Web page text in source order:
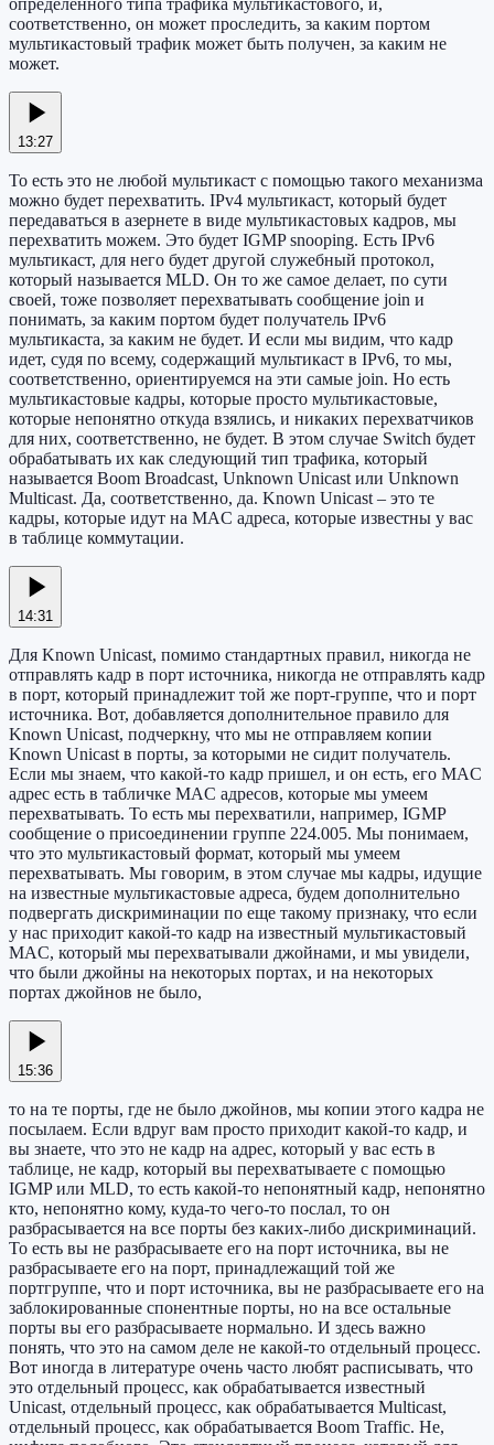
соответственно, он может проследить, за каким портом
мультикастовый трафик может быть получен, за каким не
может.
13:27
То есть это не любой мультикаст с помощью такого механизма
можно будет перехватить. IPv4 мультикаст, который будет
передаваться в азернете в виде мультикастовых кадров, мы
перехватить можем. Это будет IGMP snooping. Есть IPv6
мультикаст, для него будет другой служебный протокол,
который называется MLD. Он то же самое делает, по сути
своей, тоже позволяет перехватывать сообщение join и
понимать, за каким портом будет получатель IPv6
мультикаста, за каким не будет. И если мы видим, что кадр
идет, судя по всему, содержащий мультикаст в IPv6, то мы,
соответственно, ориентируемся на эти самые join. Но есть
мультикастовые кадры, которые просто мультикастовые,
которые непонятно откуда взялись, и никаких перехватчиков
для них, соответственно, не будет. В этом случае Switch будет
обрабатывать их как следующий тип трафика, который
называется Boom Broadcast, Unknown Unicast или Unknown
Multicast. Да, соответственно, да. Known Unicast – это те
кадры, которые идут на MAC адреса, которые известны у вас
в таблице коммутации.
14:31
Для Known Unicast, помимо стандартных правил, никогда не
отправлять кадр в порт источника, никогда не отправлять кадр
в порт, который принадлежит той же порт-группе, что и порт
источника. Вот, добавляется дополнительное правило для
Known Unicast, подчеркну, что мы не отправляем копии
Known Unicast в порты, за которыми не сидит получатель.
Если мы знаем, что какой-то кадр пришел, и он есть, его MAC
адрес есть в табличке MAC адресов, которые мы умеем
перехватывать. То есть мы перехватили, например, IGMP
сообщение о присоединении группе 224.005. Мы понимаем,
что это мультикастовый формат, который мы умеем
перехватывать. Мы говорим, в этом случае мы кадры, идущие
на известные мультикастовые адреса, будем дополнительно
подвергать дискриминации по еще такому признаку, что если
у нас приходит какой-то кадр на известный мультикастовый
MAC, который мы перехватывали джойнами, и мы увидели,
что были джойны на некоторых портах, и на некоторых
портах джойнов не было,
15:36
то на те порты, где не было джойнов, мы копии этого кадра не
посылаем. Если вдруг вам просто приходит какой-то кадр, и
вы знаете, что это не кадр на адрес, который у вас есть в
таблице, не кадр, который вы перехватываете с помощью
IGMP или MLD, то есть какой-то непонятный кадр, непонятно
кто, непонятно кому, куда-то чего-то послал, то он
разбрасывается на все порты без каких-либо дискриминаций.
То есть вы не разбрасываете его на порт источника, вы не
разбрасываете его на порт, принадлежащий той же
портгруппе, что и порт источника, вы не разбрасываете его на
заблокированные спонентные порты, но на все остальные
порты вы его разбрасываете нормально. И здесь важно
понять, что это на самом деле не какой-то отдельный процесс.
Вот иногда в литературе очень часто любят расписывать, что
это отдельный процесс, как обрабатывается известный
Unicast, отдельный процесс, как обрабатывается Multicast,
отдельный процесс, как обрабатывается Boom Traffic. Не,